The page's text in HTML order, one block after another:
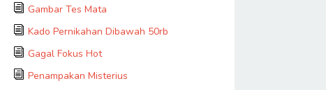
Gambar Tes Mata
Kado Pernikahan Dibawah 50rb
Gagal Fokus Hot
Penampakan Misterius